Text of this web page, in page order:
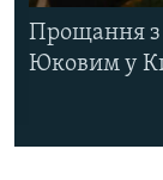
Прощання з
Юковим у